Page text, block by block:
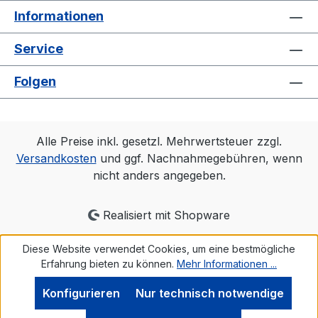
Informationen
Service
Folgen
Alle Preise inkl. gesetzl. Mehrwertsteuer zzgl.
Versandkostenund ggf. Nachnahmegebühren, wenn
nicht anders angegeben.
Realisiert mit Shopware
Diese Website verwendet Cookies, um eine bestmögliche
Erfahrung bieten zu können. Mehr Informationen ...
Nur technisch notwendige
Konfigurieren